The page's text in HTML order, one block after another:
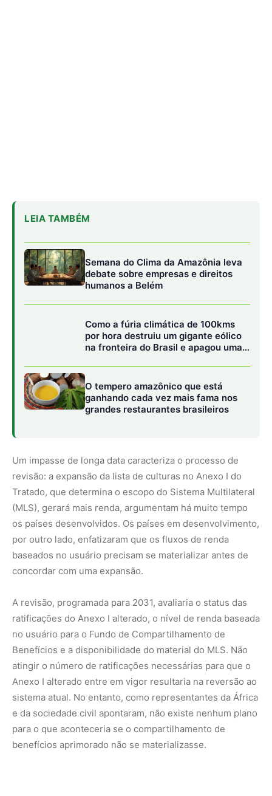
Um impasse de longa data caracteriza o processo de
revisão: a expansão da lista de culturas no Anexo I do
Tratado, que determina o escopo do Sistema Multilateral
(MLS), gerará mais renda, argumentam há muito tempo
os países desenvolvidos. Os países em desenvolvimento,
por outro lado, enfatizaram que os fluxos de renda
baseados no usuário precisam se materializar antes de
concordar com uma expansão.
A revisão, programada para 2031, avaliaria o status das
no usuário para o Fundo de Compartilhamento de
atingir o número de ratificações necessárias para que o
Anexo I alterado entre em vigor resultaria na reversão ao
sistema atual. No entanto, como representantes da África
e da sociedade civil apontaram, não existe nenhum plano
para o que aconteceria se o compartilhamento de
benefícios aprimorado não se materializasse.